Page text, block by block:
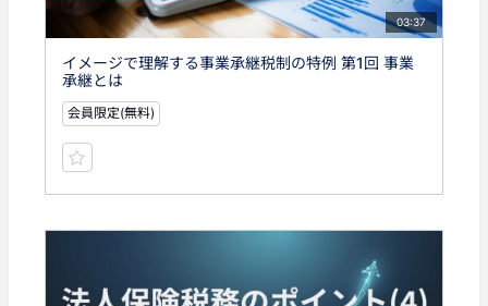
03:37
イメージで理解する事業承継税制の特例 第1回 事業
承継とは
会員限定(無料)